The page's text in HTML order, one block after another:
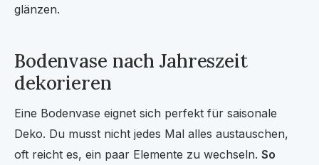
glänzen.
Bodenvase nach Jahreszeit
dekorieren
Eine Bodenvase eignet sich perfekt für saisonale
Deko. Du musst nicht jedes Mal alles austauschen,
oft reicht es, ein paar Elemente zu wechseln. So